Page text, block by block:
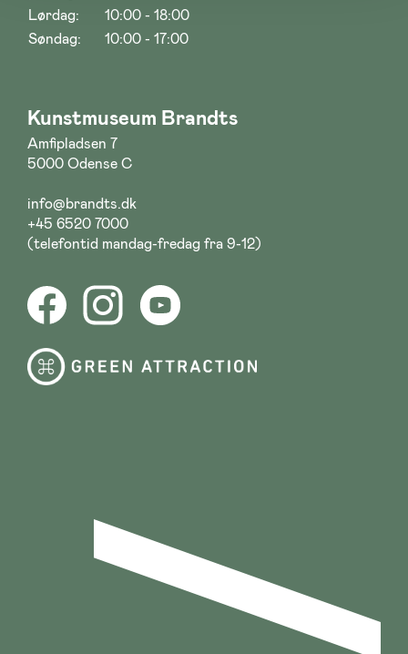
Lørdag:
10:00 - 18:00
Søndag:
10:00 - 17:00
Kunstmuseum Brandts
Amfipladsen 7
5000 Odense C
info@brandts.dk
+45 6520 7000
(telefontid mandag-fredag fra 9-12)